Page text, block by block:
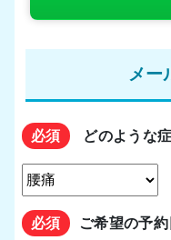
メー
必須 どのような
必須 ご希望の予